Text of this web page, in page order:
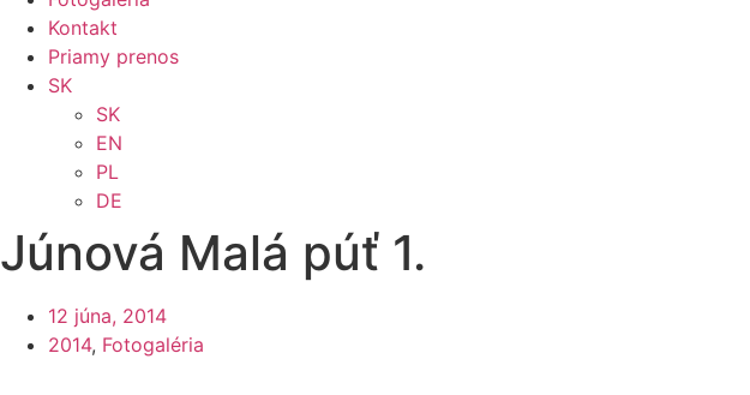
Kontakt
Priamy prenos
SK
SK
EN
PL
DE
Júnová Malá púť 1.
12 júna, 2014
2014, Fotogaléria